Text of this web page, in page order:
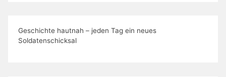
Geschichte hautnah – jeden Tag ein neues
Soldatenschicksal